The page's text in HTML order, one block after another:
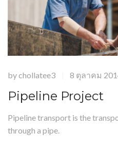
bychollatee3 8 ตุลาคม
Pipeline Project
Pipeline transport is the
through a pipe.